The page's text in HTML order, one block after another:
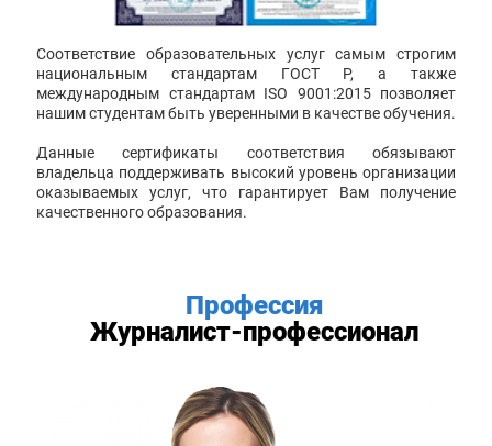
Соответствие образовательных услуг самым строгим
национальным стандартам ГОСТ Р, а также
международным стандартам ISO 9001:2015 позволяет
нашим студентам быть уверенными в качестве обучения.
Данные сертификаты соответствия обязывают
владельца поддерживать высокий уровень организации
оказываемых услуг, что гарантирует Вам получение
качественного образования.
Профессия
Журналист-профессионал